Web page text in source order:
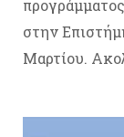
στην
Μαρτίου.